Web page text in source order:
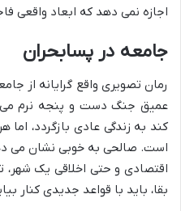
اجازه نمی دهد که ابعاد واقعی
جامعه در پسابحران
رمان تصویری واقع گرایانه از
عمیق جنگ دست و پنجه نرم می
کند به زندگی عادی بازگردد،
است. صالحی به خوبی نشان می
اقتصادی و حتی اخلاقی یک شهر،
بقا، باید با قواعد جدیدی کنار